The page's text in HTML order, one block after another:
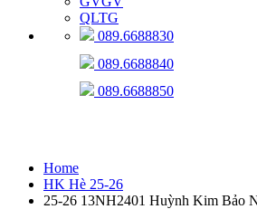
QLTG
089.6688830
089.6688840
089.6688850
Home
HK Hè 25-26
25-26 13NH2401 Huỳnh Kim Bảo